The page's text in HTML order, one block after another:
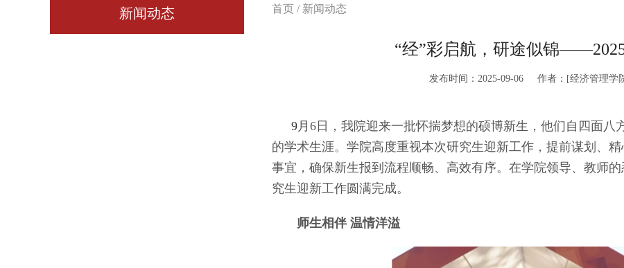
新闻动态 首页 / 新闻动态
“经”彩启航，研途似锦
发布时间：2025-09-06 作者：[经济管理学
9月6日，我院迎来一批怀揣梦想的硕博新生，他们自四面
的学术生涯。学院高度重视本次研究生迎新工作，提前谋划、
事宜，确保新生报到流程顺畅、高效有序。在学院领导、教师
究生迎新工作圆满完成。
师生相伴 温情洋溢